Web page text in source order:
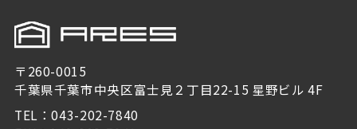
〒260-0015
千葉県千葉市中央区富士見２丁目22-15 星野ビル 4F
TEL：043-202-7840